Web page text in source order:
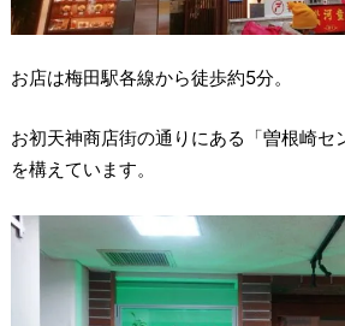
お店は梅田駅各線から徒歩約5分。
お初天神商店街の通りにある「曽根崎
を構えています。